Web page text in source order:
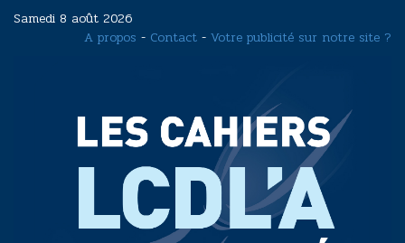
Samedi 8 août 2026
A propos - Contact - Votre publicité sur notre site ?